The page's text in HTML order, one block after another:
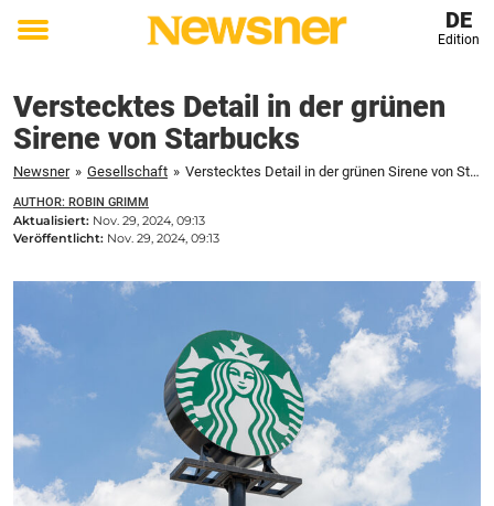
Toggle
DE
Edition
Verstecktes Detail in der grünen
Sirene von Starbucks
Newsner » Gesellschaft » Verstecktes Detail in der grünen Sirene von Starbucks
AUTHOR: ROBIN GRIMM
Aktualisiert: Nov. 29, 2024, 09:13
Veröffentlicht: Nov. 29, 2024, 09:13